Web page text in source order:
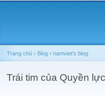
You are here
Trang chủ › Blog › namviet's blog
Trái tim của Quyền